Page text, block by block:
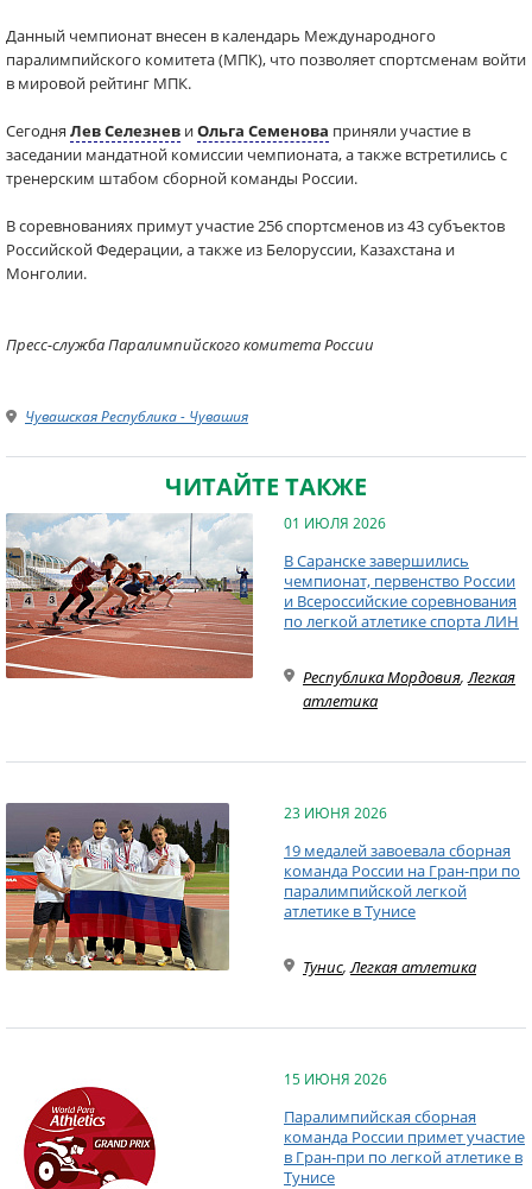
Данный чемпионат внесен в календарь Международного
паралимпийского комитета (МПК), что позволяет спортсменам войти
в мировой рейтинг МПК.
Сегодня Лев Селезнев иОльга Семенова приняли участие в
заседании мандатной комиссии чемпионата, а также встретились с
тренерским штабом сборной команды России.
В соревнованиях примут участие 256 спортсменов из 43 субъектов
Российской Федерации, а также из Белоруссии, Казахстана и
Монголии.
Пресс-служба Паралимпийского комитета России
Чувашская Республика - Чувашия
ЧИТАЙТЕ ТАКЖЕ
01 ИЮЛЯ 2026
В Саранске завершились
чемпионат, первенство России
и Всероссийские соревнования
по легкой атлетике спорта ЛИН
Республика Мордовия,Легкая
атлетика
23 ИЮНЯ 2026
19 медалей завоевала сборная
команда России на Гран-при по
паралимпийской легкой
атлетике в Тунисе
Тунис,Легкая атлетика
15 ИЮНЯ 2026
Паралимпийская сборная
команда России примет участие
в Гран-при по легкой атлетике в
Тунисе